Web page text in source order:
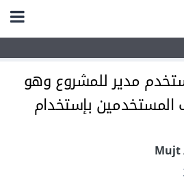
مدير للمشروع وهو
بإستخدام